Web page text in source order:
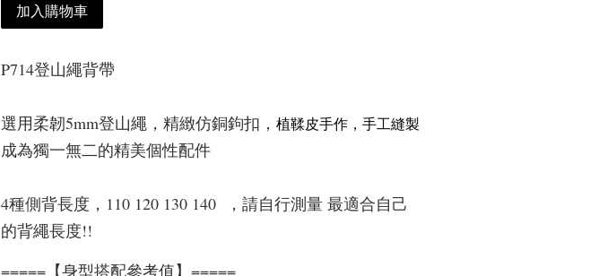
加入購物車
P714登山繩背帶
選用柔韌5mm登山繩，精緻仿銅鉤扣， 植鞣皮手作，手工縫製
成為獨一無二的精美個性配件
4種側背長度，110 120 130 140 ，請自行測量 最適合自己
的背繩長度!!
=====【身型搭配參考值】=====